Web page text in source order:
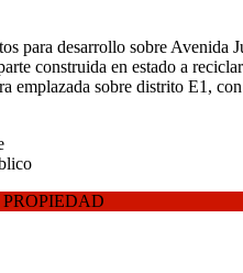
para desarrollo sobre
construida en estado a
emplazada sobre distrito E1,